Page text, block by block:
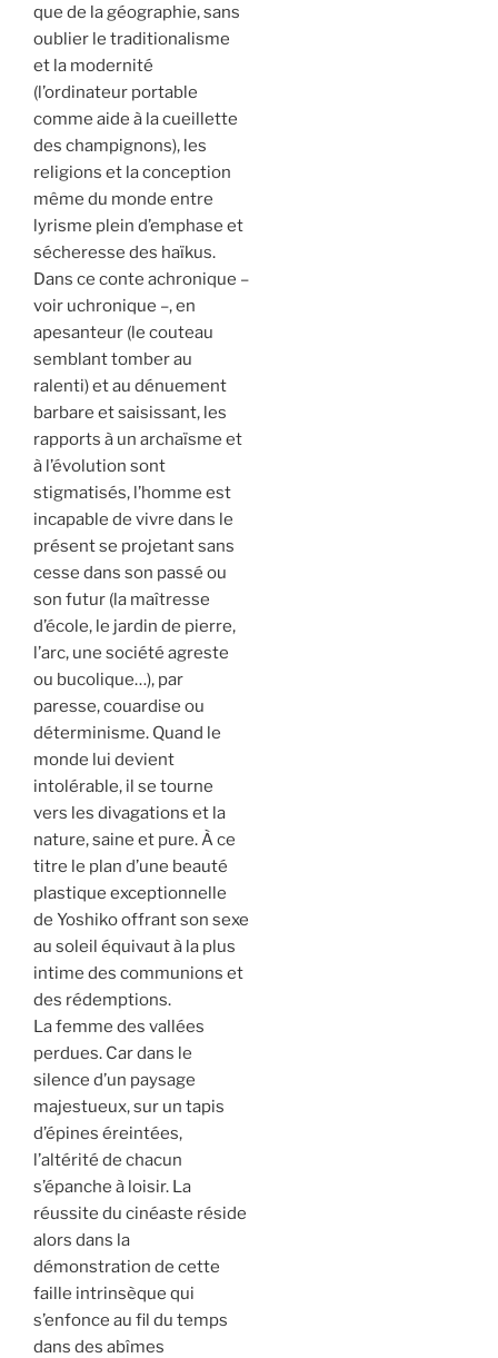
que de la géographie, sans
oublier le traditionalisme
et la modernité
(l’ordinateur portable
comme aide à la cueillette
des champignons), les
religions et la conception
même du monde entre
lyrisme plein d’emphase et
sécheresse des haïkus.
Dans ce conte achronique –
voir uchronique –, en
apesanteur (le couteau
semblant tomber au
ralenti) et au dénuement
barbare et saisissant, les
rapports à un archaïsme et
à l’évolution sont
stigmatisés, l’homme est
incapable de vivre dans le
présent se projetant sans
cesse dans son passé ou
son futur (la maîtresse
d’école, le jardin de pierre,
l’arc, une société agreste
ou bucolique…), par
paresse, couardise ou
déterminisme. Quand le
monde lui devient
intolérable, il se tourne
vers les divagations et la
nature, saine et pure. À ce
titre le plan d’une beauté
plastique exceptionnelle
de Yoshiko offrant son sexe
au soleil équivaut à la plus
intime des communions et
des rédemptions.
La femme des vallées
perdues. Car dans le
silence d’un paysage
majestueux, sur un tapis
d’épines éreintées,
l’altérité de chacun
s’épanche à loisir. La
réussite du cinéaste réside
alors dans la
démonstration de cette
faille intrinsèque qui
s’enfonce au fil du temps
dans des abîmes